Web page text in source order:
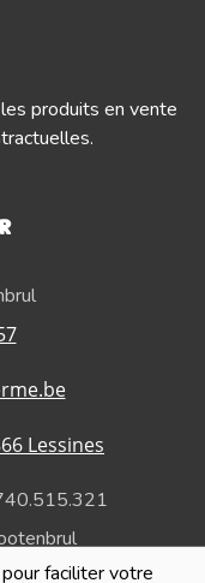
faciliter votre
produits en vente
Lessines